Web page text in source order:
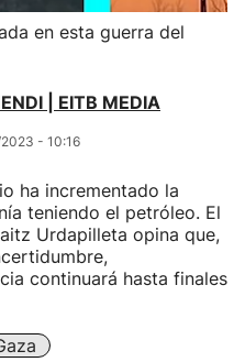
en esta guerra del
| EITB MEDIA
- 10:16
ha incrementado la
teniendo el petróleo. El
Urdapilleta opina que,
continuará hasta finales